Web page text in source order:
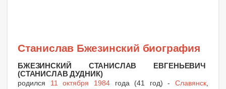
Станислав Бжезинский биография
БЖЕЗИНСКИЙ СТАНИСЛАВ ЕВГЕНЬЕВИЧ
(СТАНИСЛАВ ДУДНИК)
родился 11 октября 1984года (41 год) - Славянск